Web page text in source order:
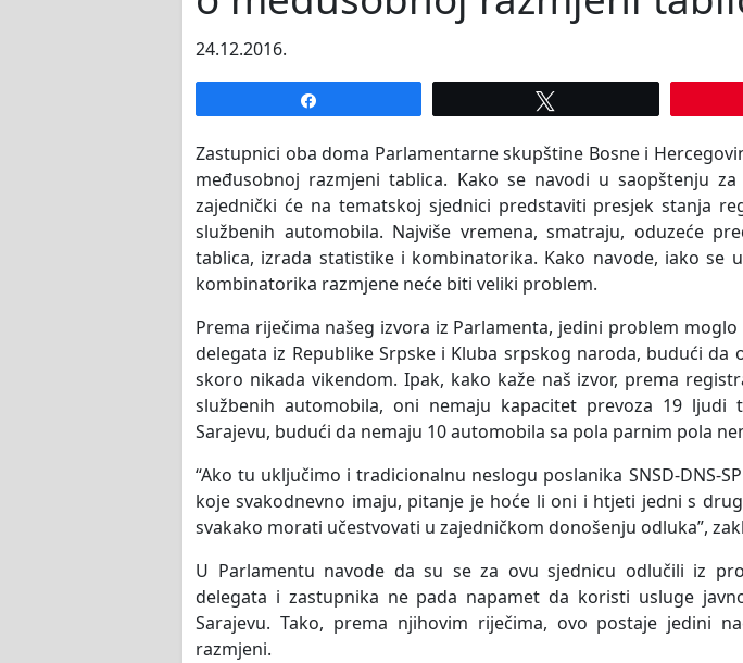
24.12.2016.
Zastupnici oba doma Parlamentarne skupštine Bosne i
međusobnoj razmjeni tablica. Kako se navodi u saopštenju
zajednički će na tematskoj sjednici predstaviti presjek stanja
službenih automobila. Najviše vremena, smatraju, oduzeće
tablica, izrada statistike i kombinatorika. Kako navode, iako se
kombinatorika razmjene neće biti veliki problem.
Prema riječima našeg izvora iz Parlamenta, jedini problem
delegata iz Republike Srpske i Kluba srpskog naroda, budući da
skoro nikada vikendom. Ipak, kako kaže naš izvor, prema
službenih automobila, oni nemaju kapacitet prevoza 19
Sarajevu, budući da nemaju 10 automobila sa pola parnim pola
“Ako tu uključimo i tradicionalnu neslogu poslanika SNSD-DNS-
koje svakodnevno imaju, pitanje je hoće li oni i htjeti jedni s
svakako morati učestvovati u zajedničkom donošenju odluka”,
U Parlamentu navode da su se za ovu sjednicu odlučili iz
delegata i zastupnika ne pada napamet da koristi usluge
Sarajevu. Tako, prema njihovim riječima, ovo postaje jedini
razmjeni.